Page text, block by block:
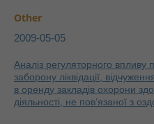
Other
2009-05-05
Аналіз регуляторного впливу
заборону ліквідації,
в оренду закладів охорони
діяльності, не пов’язаної з